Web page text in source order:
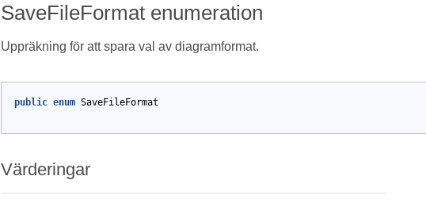
SaveFileFormat enumeration
Uppräkning för att spara val av diagramformat.
public enum SaveFileFormat
Värderingar